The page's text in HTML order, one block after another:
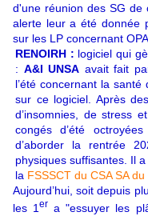
d'une réunion des SG de
alerte leur a été donnée
sur les LP concernant
RENOIRH : logiciel qui
: A&I UNSA avait fait
l’été concernant la
sur ce logiciel. Après
d’insomnies, de stress
congés d’été
d’aborder la rentrée
physiques suffisantes. Il a
la FSSSCT du CSA SA
Aujourd’hui, soit depuis
les 1er a "essuyer les